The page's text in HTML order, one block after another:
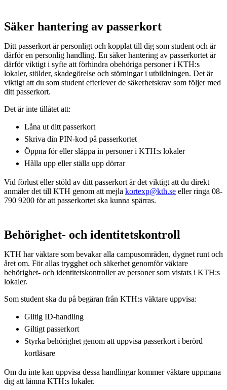
Säker hantering av passerkort
Ditt passerkort är personligt och kopplat till dig som student och är
därför en personlig handling. En säker hantering av passerkortet är
därför viktigt i syfte att förhindra obehöriga personer i KTH:s
lokaler, stölder, skadegörelse och störningar i utbildningen. Det är
viktigt att du som student efterlever de säkerhetskrav som följer med
ditt passerkort.
Det är inte tillåtet att:
Låna ut ditt passerkort
Skriva din PIN-kod på passerkortet
Öppna för eller släppa in personer i KTH:s lokaler
Hålla upp eller ställa upp dörrar
Vid förlust eller stöld av ditt passerkort är det viktigt att du direkt
anmäler det till KTH genom att mejla kortexp@kth.se eller ringa 08-
790 9200 för att passerkortet ska kunna spärras.
Behörighet- och identitetskontroll
KTH har väktare som bevakar alla campusområden, dygnet runt och
året om. För allas trygghet och säkerhet genomför väktare
behörighet- och identitetskontroller av personer som vistats i KTH:s
lokaler.
Som student ska du på begäran från KTH:s väktare uppvisa:
Giltig ID-handling
Giltigt passerkort
Styrka behörighet genom att uppvisa passerkort i berörd
kortläsare
Om du inte kan uppvisa dessa handlingar kommer väktare uppmana
dig att lämna KTH:s lokaler.